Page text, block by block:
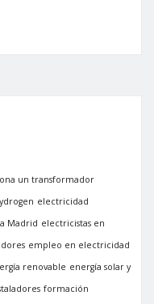
un transformador
electricidad
Madrid electricistas en
empleo en electricidad
renovable energía solar y
formación